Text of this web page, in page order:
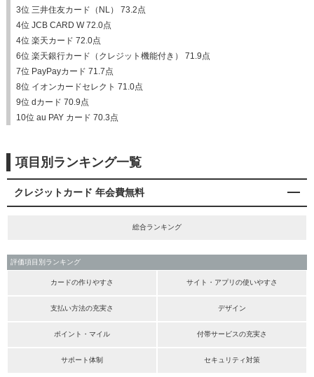
3位 三井住友カード（NL） 73.2点
4位 JCB CARD W 72.0点
4位 楽天カード 72.0点
6位 楽天銀行カード（クレジット機能付き） 71.9点
7位 PayPayカード 71.7点
8位 イオンカードセレクト 71.0点
9位 dカード 70.9点
10位 au PAY カード 70.3点
項目別ランキング一覧
クレジットカード 年会費無料
総合ランキング
評価項目別ランキング
カードの作りやすさ サイト・アプリの使いやすさ
支払い方法の充実さ デザイン
ポイント・マイル 付帯サービスの充実さ
サポート体制 セキュリティ対策